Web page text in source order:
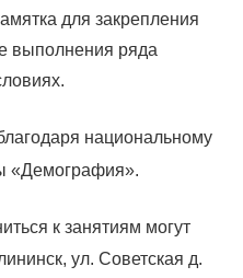
для закрепления
выполнения ряда
национальному
«Демография».
к занятиям могут
ул. Советская д.